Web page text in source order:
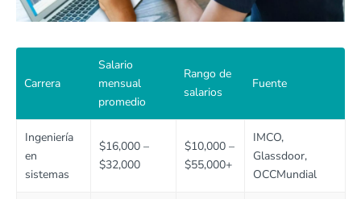
Carrera
Salario
mensual
promedio
Rango de
salarios
Fuente
Ingeniería
en
sistemas
$16,000 –
$32,000
$10,000 –
$55,000+
IMCO,
Glassdoor,
OCCMundial